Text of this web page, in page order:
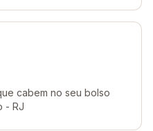
cabem no seu bolso
- RJ